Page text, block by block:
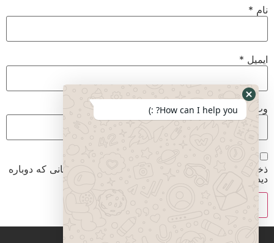
نام *
ایمیل *
وب‌ سایت
ذخیره نام، ایمیل و وبسایت من در مرورگر برای زمانی که دوباره
دیدگاهی می‌نویسم.
How can I help you? :)